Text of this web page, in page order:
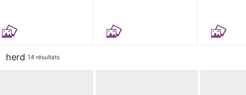
herd 14 résultats